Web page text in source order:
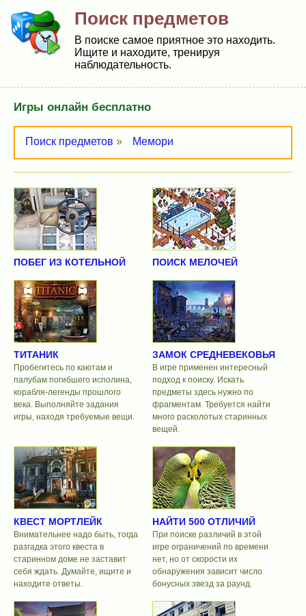
Поиск предметов
В поиске самое приятное это находить.
Ищите и находите, тренируя
наблюдательность.
Игры онлайн бесплатно
Поиск предметов » Мемори
ПОБЕГ ИЗ КОТЕЛЬНОЙ ПОИСК МЕЛОЧЕЙ
ТИТАНИК
Пробегитесь по каютам и
палубам погибшего исполина,
корабля-легенды прошлого
века. Выполняйте задания
игры, находя требуемые вещи.
ЗАМОК СРЕДНЕВЕКОВЬЯ
В игре применен интересный
подход к поиску. Искать
предметы здесь нужно по
фрагментам. Требуется найти
много расколотых старинных
вещей.
КВЕСТ МОРТЛЕЙК
Внимательнее надо быть, тогда
разгадка этого квеста в
старинном доме не заставит
себя ждать. Думайте, ищите и
находите ответы.
НАЙТИ 500 ОТЛИЧИЙ
При поиске различий в этой
игре ограничений по времени
нет, но от скорости их
обнаружения зависит число
бонусных звезд за раунд.